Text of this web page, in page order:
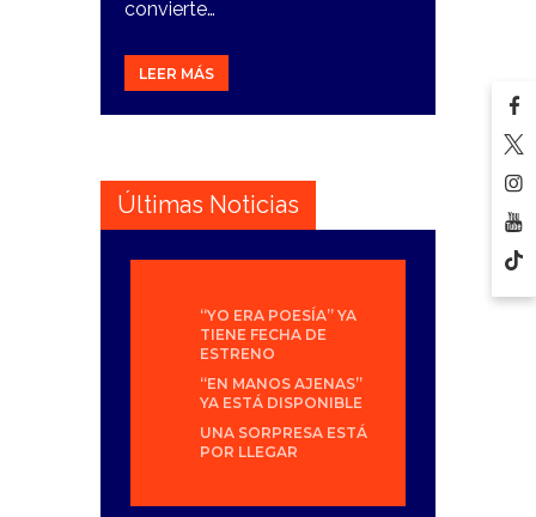
convierte…
LEER MÁS
Últimas Noticias
“YO ERA POESÍA” YA
TIENE FECHA DE
ESTRENO
“EN MANOS AJENAS”
YA ESTÁ DISPONIBLE
UNA SORPRESA ESTÁ
POR LLEGAR